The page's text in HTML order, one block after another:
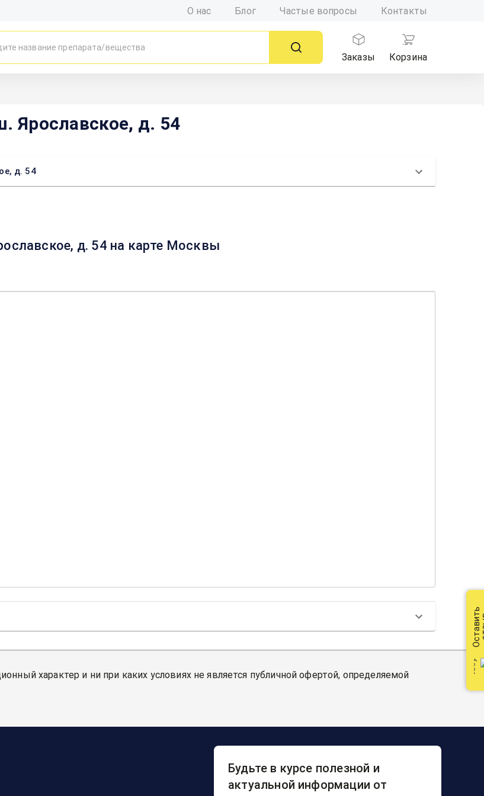
О нас Блог Частые вопросы Контакты
Заказы
Корзина
Ярославское, д. 54
д. 54
д. 54 на карте Москвы
характер и ни при каких условиях не является публичной офертой, определяемой
Будьте в курсе полезной и
актуальной информации от
Оставить